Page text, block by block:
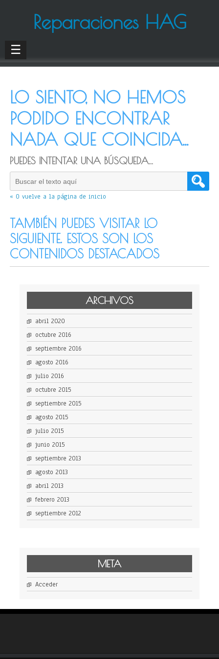
Reparaciones HAG
☰
LO SIENTO, NO HEMOS
PODIDO ENCONTRAR
NADA QUE COINCIDA...
PUEDES INTENTAR UNA BÚSQUEDA...
« O vuelve a la página de inicio
TAMBIÉN PUEDES VISITAR LO
SIGUIENTE. ESTOS SON LOS
CONTENIDOS DESTACADOS
ARCHIVOS
abril 2020
octubre 2016
septiembre 2016
agosto 2016
julio 2016
octubre 2015
septiembre 2015
agosto 2015
julio 2015
junio 2015
septiembre 2013
agosto 2013
abril 2013
febrero 2013
septiembre 2012
META
Acceder